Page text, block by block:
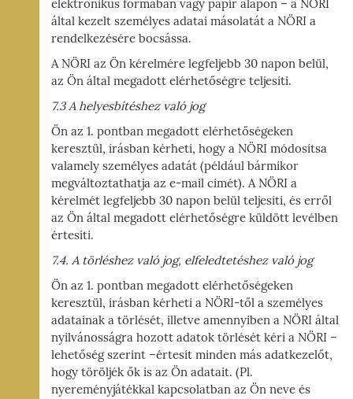
elektronikus formában vagy papír alapon – a NÖRI
által kezelt személyes adatai másolatát a NÖRI a
rendelkezésére bocsássa.
A NÖRI az Ön kérelmére legfeljebb 30 napon belül,
az Ön által megadott elérhetőségre teljesíti.
7.3 A helyesbítéshez való jog
Ön az 1. pontban megadott elérhetőségeken
keresztül, írásban kérheti, hogy a NÖRI módosítsa
valamely személyes adatát (például bármikor
megváltoztathatja az e-mail címét). A NÖRI a
kérelmét legfeljebb 30 napon belül teljesíti, és erről
az Ön által megadott elérhetőségre küldött levélben
értesíti.
7.4. A törléshez való jog, elfeledtetéshez való jog
Ön az 1. pontban megadott elérhetőségeken
keresztül, írásban kérheti a NÖRI-től a személyes
adatainak a törlését, illetve amennyiben a NÖRI által
nyilvánosságra hozott adatok törlését kéri a NÖRI –
lehetőség szerint –értesít minden más adatkezelőt,
hogy töröljék ők is az Ön adatait. (Pl.
nyereményjátékkal kapcsolatban az Ön neve és